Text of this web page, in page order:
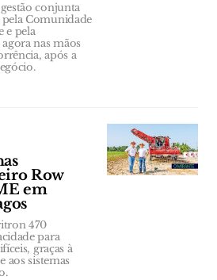
conjunta
Comunidade
e pela
nas mãos
após a
Row
em
470
para
graças à
aos sistemas